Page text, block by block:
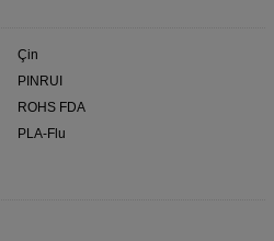
Çin
PINRUI
ROHS FDA
PLA-Flu